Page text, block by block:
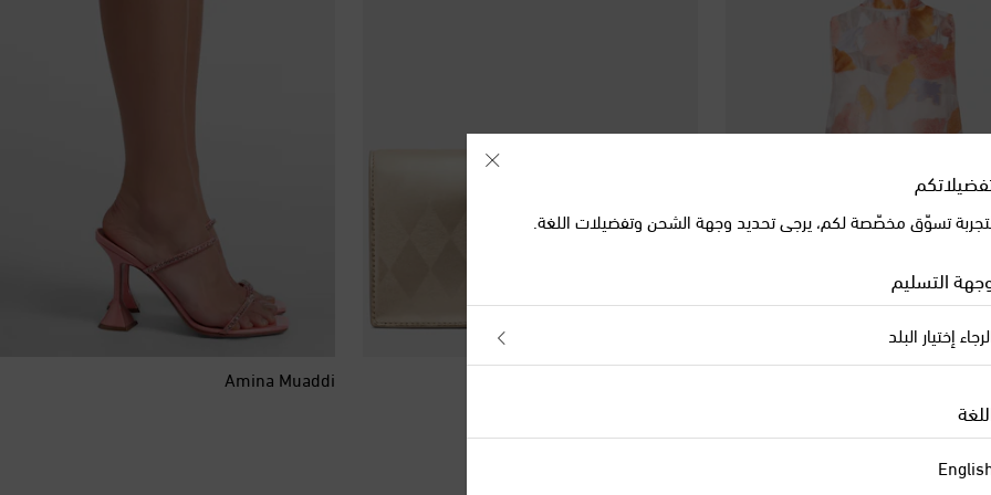
Amina Muaddi
discount
تسوّق مخصّصة لكم، يرجى تحديد وجهة الشحن وتفضيلات اللغة.
التسليم
إختيار البلد
آيسلندا